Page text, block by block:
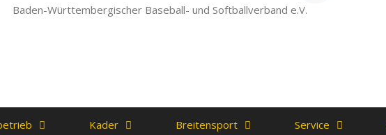
Baden-Württembergischer Baseball- und Softballverband e.V.
Kader Breitensport Service